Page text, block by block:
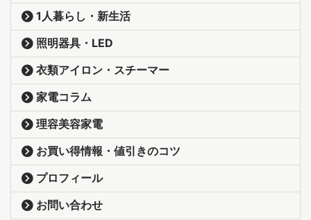
1人暮らし・新生活
照明器具・LED
衣類アイロン・スチーマー
家電コラム
理容美容家電
お買い得情報・値引きのコツ
プロフィール
お問い合わせ